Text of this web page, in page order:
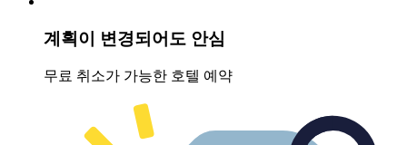
계획이 변경되어도 안심
무료 취소가 가능한 호텔 예약